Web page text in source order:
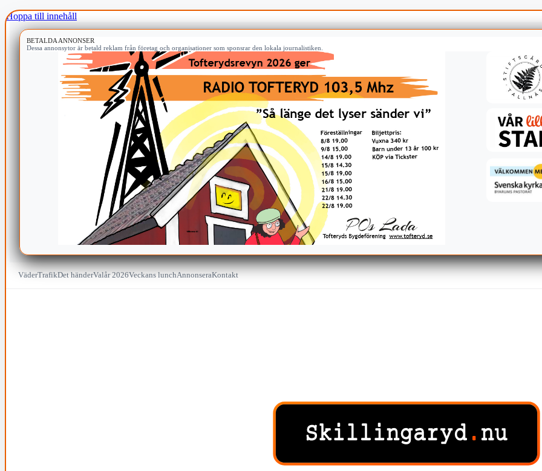
Hoppa till innehåll
BETALDA ANNONSER
Dessa annonsytor är betald reklam från företag och organisationer som sponsrar den lokala journalistiken.
VäderTrafikDet händerValår 2026Veckans lunchAnnonseraKontakt